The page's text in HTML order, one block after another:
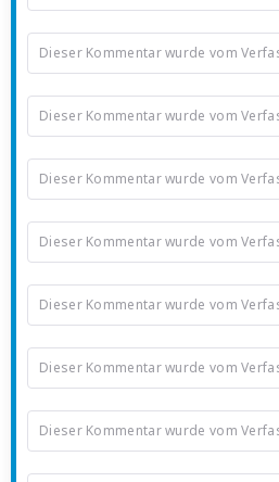
Dieser Kommentar wurde vom
Dieser Kommentar wurde vom
Dieser Kommentar wurde vom
Dieser Kommentar wurde vom
Dieser Kommentar wurde vom
Dieser Kommentar wurde vom
Dieser Kommentar wurde vom